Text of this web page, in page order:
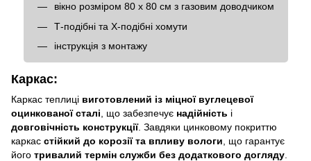
вікно розміром 80 х 80 см з газовим доводчиком
Т-подібні та Х-подібні хомути
інструкція з монтажу
Каркас:
Каркас теплиці виготовлений із міцної вуглецевої
оцинкованої сталі , що забезпечує надійність і
довговічність конструкції. Завдяки цинковому покриттю
каркас стійкий до корозії та впливу вологи , що гарантує
його тривалий термін служби без додаткового догляду